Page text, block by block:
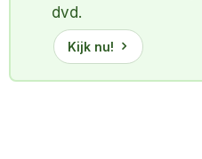
dvd.
Kijk nu!